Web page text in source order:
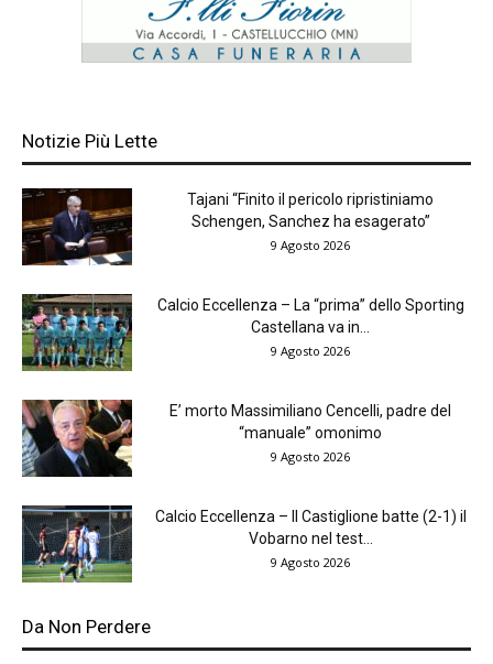
Notizie Più Lette
Tajani “Finito il pericolo ripristiniamo
Schengen, Sanchez ha esagerato”
9 Agosto 2026
Calcio Eccellenza – La “prima” dello Sporting
Castellana va in...
9 Agosto 2026
E’ morto Massimiliano Cencelli, padre del
“manuale” omonimo
9 Agosto 2026
Calcio Eccellenza – Il Castiglione batte (2-1) il
Vobarno nel test...
9 Agosto 2026
Da Non Perdere